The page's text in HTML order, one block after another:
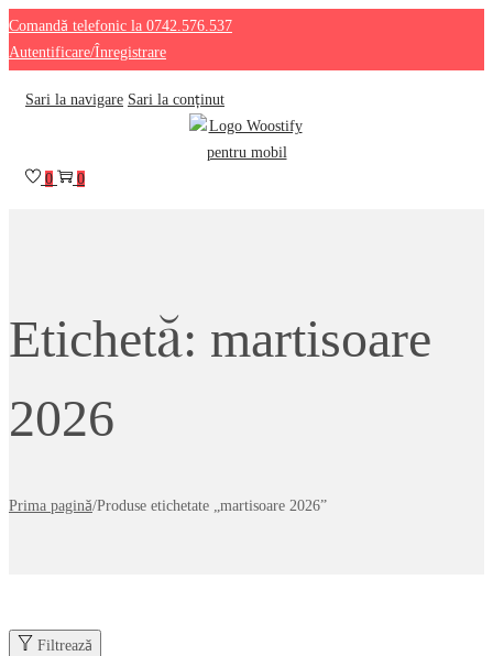
Comandă telefonic la 0742.576.537
Autentificare/Înregistrare
Sari la navigare Sari la conținut
0 0
Etichetă: martisoare
2026
Prima pagină/Produse etichetate „martisoare 2026”
Filtrează